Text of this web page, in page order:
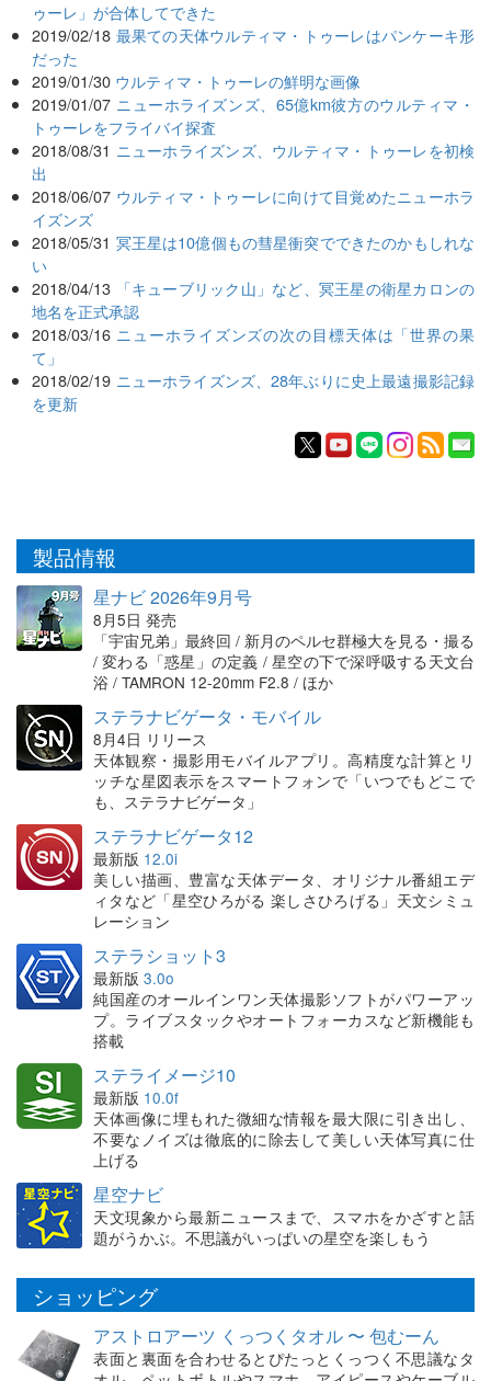
ゥーレ」が合体してできた
2019/02/18 最果ての天体ウルティマ・トゥーレはパンケーキ形
だった
2019/01/30 ウルティマ・トゥーレの鮮明な画像
2019/01/07 ニューホライズンズ、65億km彼方のウルティマ・
トゥーレをフライバイ探査
2018/08/31 ニューホライズンズ、ウルティマ・トゥーレを初検
出
2018/06/07 ウルティマ・トゥーレに向けて目覚めたニューホラ
イズンズ
2018/05/31 冥王星は10億個もの彗星衝突でできたのかもしれな
い
2018/04/13
「キューブリック山」など、冥王星の衛星カロンの
地名を正式承認
2018/03/16 ニューホライズンズの次の目標天体は「世界の果
て」
2018/02/19 ニューホライズンズ、28年ぶりに史上最遠撮影記録
を更新
製品情報
星ナビ 2026年9月号
8月5日 発売
「宇宙兄弟」最終回 / 新月のペルセ群極大を見る・撮る
/ 変わる「惑星」の定義 / 星空の下で深呼吸する天文台
浴 / TAMRON 12-20mm F2.8 / ほか
ステラナビゲータ・モバイル
8月4日 リリース
天体観察・撮影用モバイルアプリ。高精度な計算とリ
ッチな星図表示をスマートフォンで「いつでもどこで
も、ステラナビゲータ」
ステラナビゲータ12
最新版 12.0i
美しい描画、豊富な天体データ、オリジナル番組エデ
ィタなど「星空ひろがる 楽しさひろげる」天文シミュ
レーション
ステラショット3
最新版 3.0o
純国産のオールインワン天体撮影ソフトがパワーアッ
プ。ライブスタックやオートフォーカスなど新機能も
搭載
ステライメージ10
最新版 10.0f
天体画像に埋もれた微細な情報を最大限に引き出し、
不要なノイズは徹底的に除去して美しい天体写真に仕
上げる
星空ナビ
天文現象から最新ニュースまで、スマホをかざすと話
題がうかぶ。不思議がいっぱいの星空を楽しもう
ショッピング
アストロアーツ くっつくタオル 〜 包むーん
表面と裏面を合わせるとぴたっとくっつく不思議なタ